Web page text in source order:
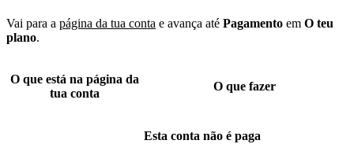
Vai para a página da tua conta e avança até Pagamento em O teu
plano.
O que está na página da
tua conta
O que fazer
Esta conta não é paga